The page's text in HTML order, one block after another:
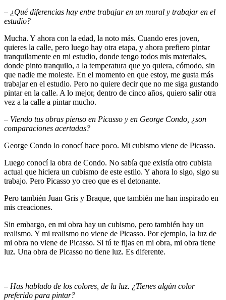
– ¿Qué diferencias hay entre trabajar en un mural y trabajar en el
estudio?
Mucha. Y ahora con la edad, la noto más. Cuando eres joven,
quieres la calle, pero luego hay otra etapa, y ahora prefiero pintar
tranquilamente en mi estudio, donde tengo todos mis materiales,
donde pinto tranquilo, a la temperatura que yo quiera, cómodo, sin
que nadie me moleste. En el momento en que estoy, me gusta más
trabajar en el estudio. Pero no quiere decir que no me siga gustando
pintar en la calle. A lo mejor, dentro de cinco años, quiero salir otra
vez a la calle a pintar mucho.
– Viendo tus obras pienso en Picasso y en George Condo, ¿son
comparaciones acertadas?
George Condo lo conocí hace poco. Mi cubismo viene de Picasso.
Luego conocí la obra de Condo. No sabía que existía otro cubista
actual que hiciera un cubismo de este estilo. Y ahora lo sigo, sigo su
trabajo. Pero Picasso yo creo que es el detonante.
Pero también Juan Gris y Braque, que también me han inspirado en
mis creaciones.
Sin embargo, en mi obra hay un cubismo, pero también hay un
realismo. Y mi realismo no viene de Picasso. Por ejemplo, la luz de
mi obra no viene de Picasso. Si tú te fijas en mi obra, mi obra tiene
luz. Una obra de Picasso no tiene luz. Es diferente.
– Has hablado de los colores, de la luz. ¿Tienes algún color
preferido para pintar?